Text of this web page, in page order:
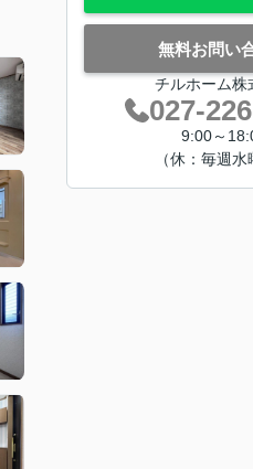
無料お問い
チルホーム株
027-
9:00～
（休：毎週水